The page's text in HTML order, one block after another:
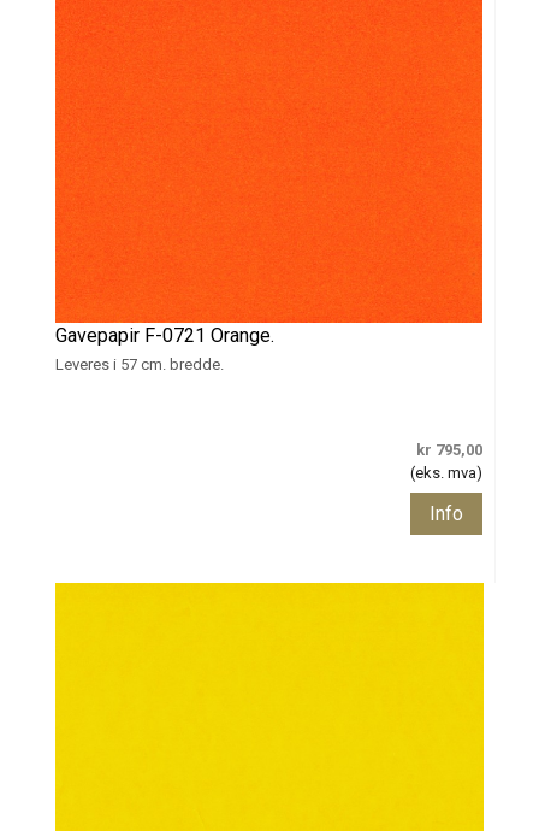
Gavepapir F-0721 Orange.
Leveres i 57 cm. bredde.
kr 795,00
(eks. mva)
Info